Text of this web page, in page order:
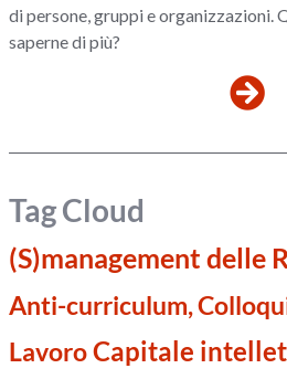
di persone, gruppi e organizzazioni.
saperne di più?
Tag Cloud
(S)management delle
Anti-curriculum,
LavoroCapitale